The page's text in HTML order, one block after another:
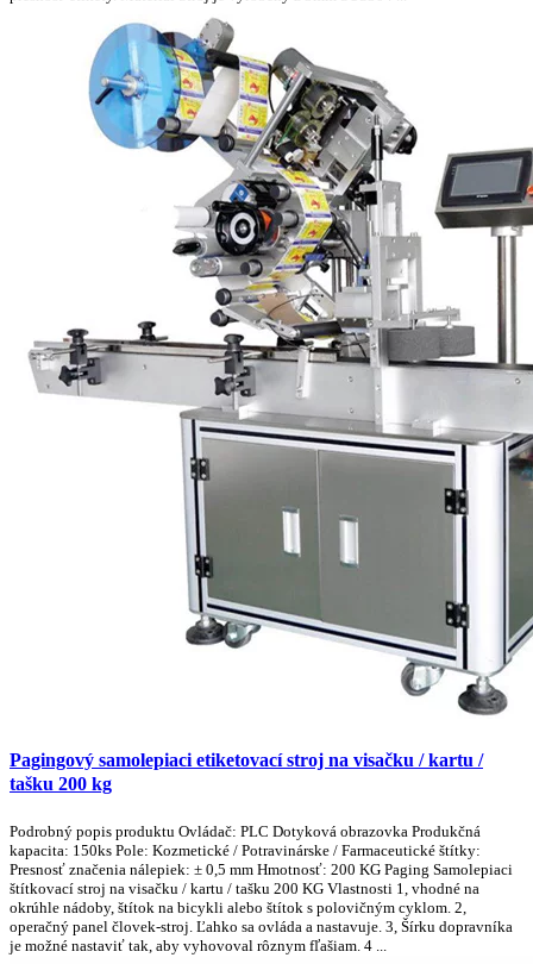
Pagingový samolepiaci etiketovací stroj na visačku / kartu /
tašku 200 kg
Podrobný popis produktu Ovládač: PLC Dotyková obrazovka Produkčná
kapacita: 150ks Pole: Kozmetické / Potravinárske / Farmaceutické štítky:
Presnosť značenia nálepiek: ± 0,5 mm Hmotnosť: 200 KG Paging Samolepiaci
štítkovací stroj na visačku / kartu / tašku 200 KG Vlastnosti 1, vhodné na
okrúhle nádoby, štítok na bicykli alebo štítok s polovičným cyklom. 2,
operačný panel človek-stroj. Ľahko sa ovláda a nastavuje. 3, Šírku dopravníka
je možné nastaviť tak, aby vyhovoval rôznym fľašiam. 4 ...